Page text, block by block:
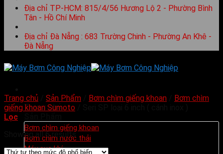
Địa chỉ TP-HCM: 815/4/56 Hương Lộ 2 - Phường Bình
Tân - Hồ Chí Minh
Địa chỉ Đà Nẵng : 683 Trường Chinh - Phường An Khê -
Đà Nẵng
Trang chủ
Bơm chìm giếng khoan
Bơm chìm nước thải
Máy sục khí
Trang chủ Sản Phẩm Bơm chìm giếng khoan
Bơm chìm
giếng khoan Sumoto
Lọc
Showing all 6 results